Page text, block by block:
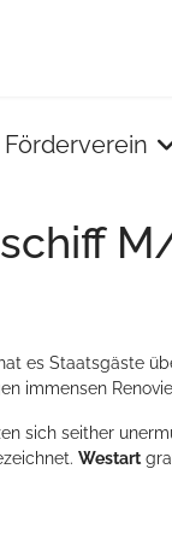
Förderverein
es Staatsgäste
immensen
sich seither
Westart